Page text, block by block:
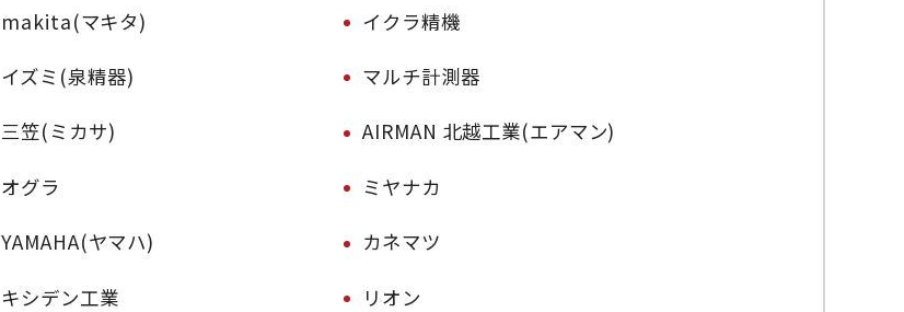
makita(マキタ) イクラ精機
イズミ(泉精器) マルチ計測器
三笠(ミカサ) AIRMAN 北越工業(エアマン)
オグラ ミヤナカ
YAMAHA(ヤマハ) カネマツ
キシデン工業 リオン